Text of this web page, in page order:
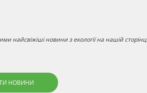
найсвіжіші новини з екології на нашій
НОВИНИ